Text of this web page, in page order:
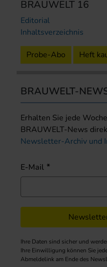
BRAUWELT 16
Editorial
Inhaltsverzeichnis
Probe-Abo Heft
BRAUWELT-
Erhalten Sie jede
BRAUWELT-News
Newsletter-Archiv und
E-Mail
Ihre Daten sind sicher und
Ihre Einwilligung können Sie
Abmeldelink am Ende des